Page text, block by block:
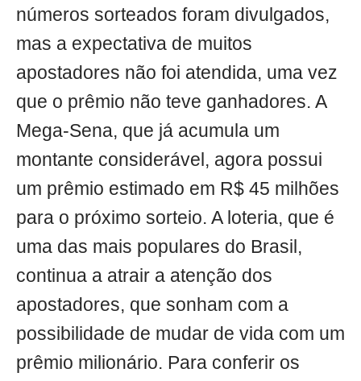
números sorteados foram divulgados,
mas a expectativa de muitos
apostadores não foi atendida, uma vez
que o prêmio não teve ganhadores. A
Mega-Sena, que já acumula um
montante considerável, agora possui
um prêmio estimado em R$ 45 milhões
para o próximo sorteio. A loteria, que é
uma das mais populares do Brasil,
continua a atrair a atenção dos
apostadores, que sonham com a
possibilidade de mudar de vida com um
prêmio milionário. Para conferir os